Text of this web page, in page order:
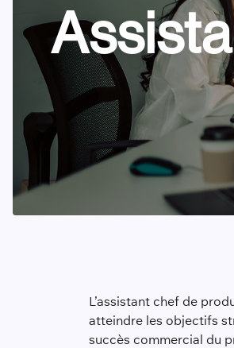
L’assistant chef de
atteindre les objectifs
succès commercial du